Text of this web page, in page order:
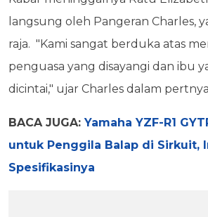
langsung oleh Pangeran Charles,
raja. "Kami sangat berduka atas
penguasa yang disayangi dan ibu
dicintai," ujar Charles dalam
BACA JUGA: Yamaha YZF-R1
untuk Penggila Balap di Sirkuit,
Spesifikasinya